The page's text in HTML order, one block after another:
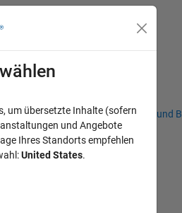
Niederlassungen Studierende und
Off-Canvas-
um übersetzte Inhalte (sofern
und Angebote
Ihres Standorts empfehlen
United States.